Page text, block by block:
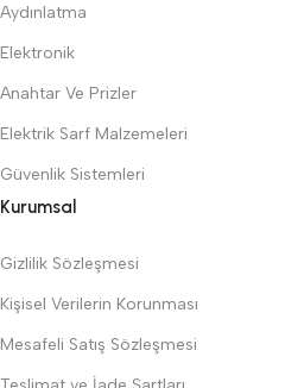
Aydınlatma
Elektronik
Anahtar Ve Prizler
Elektrik Sarf Malzemeleri
Güvenlik Sistemleri
Kurumsal
Gizlilik Sözleşmesi
Kişisel Verilerin Korunması
Mesafeli Satış Sözleşmesi